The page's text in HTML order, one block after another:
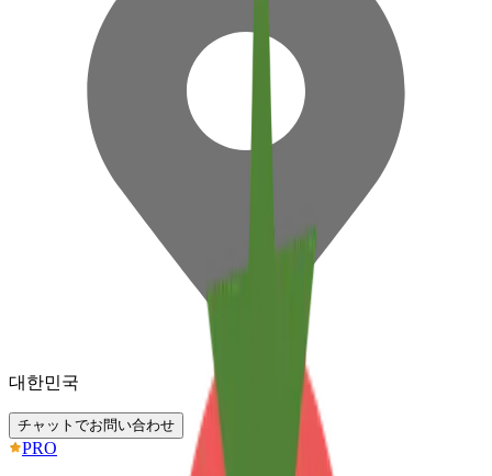
대한민국
チャットでお問い合わせ
PRO